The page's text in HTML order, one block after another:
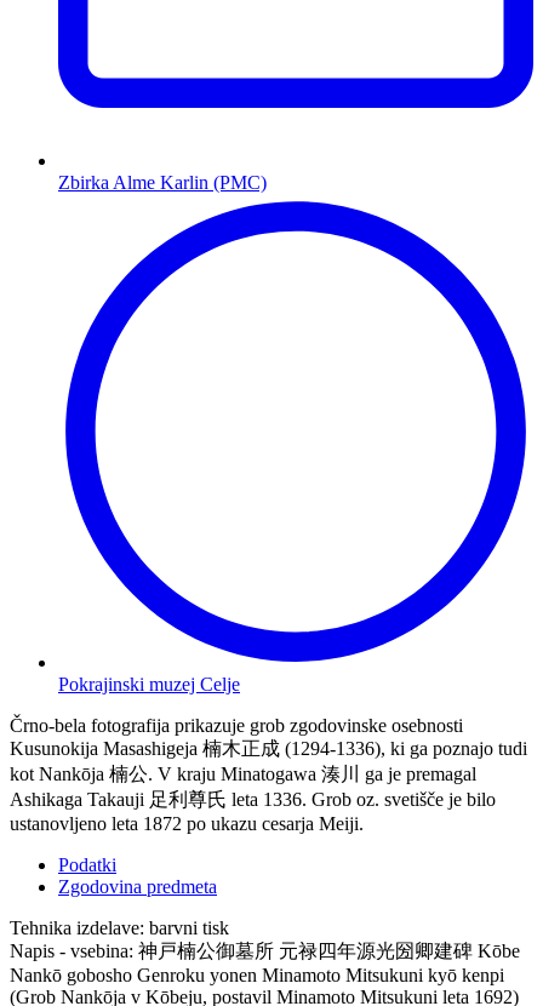
Zbirka Alme Karlin (PMC)
Pokrajinski muzej Celje
Črno-bela fotografija prikazuje grob zgodovinske osebnosti
Kusunokija Masashigeja 楠木正成 (1294-1336), ki ga poznajo tudi
kot Nankōja 楠公. V kraju Minatogawa 湊川 ga je premagal
Ashikaga Takauji 足利尊氏 leta 1336. Grob oz. svetišče je bilo
ustanovljeno leta 1872 po ukazu cesarja Meiji.
Podatki
Zgodovina predmeta
Tehnika izdelave: barvni tisk
Napis - vsebina: 神戸楠公御墓所 元禄四年源光圀卿建碑 Kōbe
Nankō gobosho Genroku yonen Minamoto Mitsukuni kyō kenpi
(Grob Nankōja v Kōbeju, postavil Minamoto Mitsukuni leta 1692)